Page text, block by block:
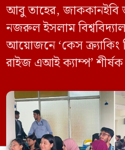
আবু তাহের, জাককানইবি
নজরুল ইসলাম
আয়োজনে ‘কেস ক্র্যাকিং
রাইজ এআই ক্যাম্প’
কেন্দ্রীয় লাইব্রেরির
সেমিনারের আয়োজন
উদ্যোগে আয়োজিত